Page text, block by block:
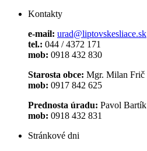
Kontakty
e-mail: urad@liptovskesliace.sk
tel.: 044 / 4372 171
mob: 0918 432 830
Starosta obce: Mgr. Milan Frič
mob: 0917 842 625
Prednosta úradu: Pavol Bartík
mob: 0918 432 831
Stránkové dni